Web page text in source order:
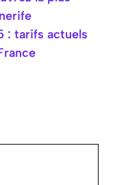
: tarifs actuels